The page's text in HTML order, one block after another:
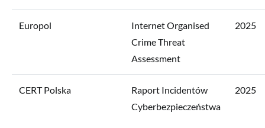
Europol
Internet Organised
Crime Threat
Assessment
2025
CERT Polska
Raport Incidentów
Cyberbezpieczeństwa
2025